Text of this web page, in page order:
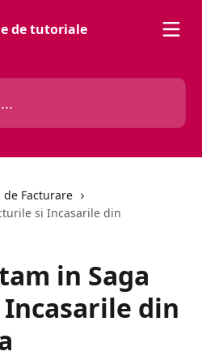
Facturare
si Incasarile din
in Saga
din